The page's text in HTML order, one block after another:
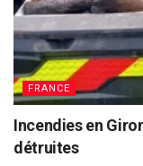
FRANCE
Incendies en
détruites